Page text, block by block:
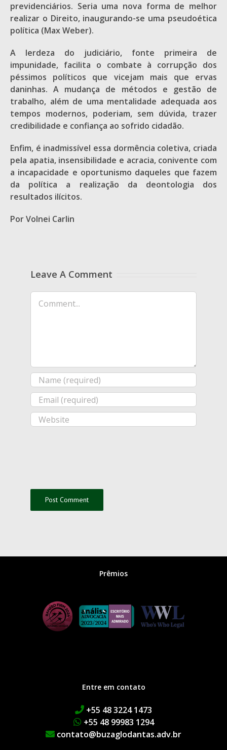
previdenciários. Seria uma nova forma de melhor
realizar o Direito, inaugurando-se uma pseudoética
política (Max Weber).
A lerdeza do judiciário, fonte primeira de
impunidade, facilita o combate à corrupção dos
péssimos políticos que vicejam mais que ervas
daninhas. A mudança de métodos e gestão de
trabalho, além de uma mentalidade adequada aos
tempos modernos, poderiam, sem dúvida, trazer
credibilidade e confiança ao sofrido cidadão.
Enfim, é inadmissível essa dormência coletiva, criada
pela apatia, insensibilidade e acracia, conivente com
a incapacidade e oportunismo daqueles que fazem
da política a realização da deontologia dos
resultados ilícitos.
Por Volnei Carlin
Leave A Comment
Comment
Prêmios
Entre em contato
+55 48 3224 1473
+55 48 99983 1294
contato@buzaglodantas.adv.br